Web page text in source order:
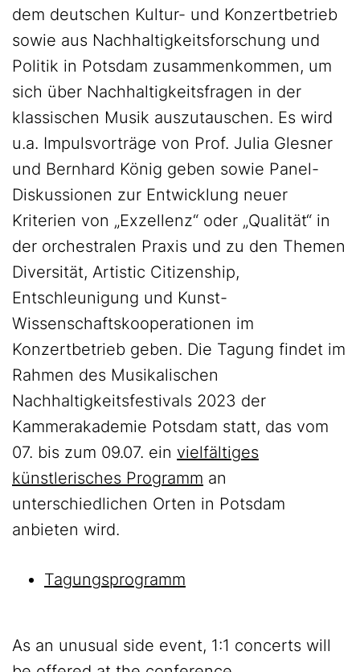
dem deutschen Kultur- und Konzertbetrieb
sowie aus Nachhaltigkeitsforschung und
Politik in Potsdam zusammenkommen, um
sich über Nachhaltigkeitsfragen in der
klassischen Musik auszutauschen. Es wird
u.a. Impulsvorträge von Prof. Julia Glesner
und Bernhard König geben sowie Panel-
Diskussionen zur Entwicklung neuer
Kriterien von „Exzellenz“ oder „Qualität“ in
der orchestralen Praxis und zu den Themen
Diversität, Artistic Citizenship,
Entschleunigung und Kunst-
Wissenschaftskooperationen im
Konzertbetrieb geben. Die Tagung findet im
Rahmen des Musikalischen
Nachhaltigkeitsfestivals 2023 der
Kammerakademie Potsdam statt, das vom
07. bis zum 09.07. ein vielfältiges
künstlerisches Programm an
unterschiedlichen Orten in Potsdam
anbieten wird.
Tagungsprogramm
As an unusual side event, 1:1 concerts will